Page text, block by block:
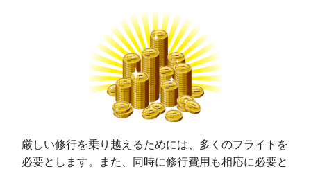
厳しい修行を乗り越えるためには、多くのフライトを
必要とします。また、同時に修行費用も相応に必要と